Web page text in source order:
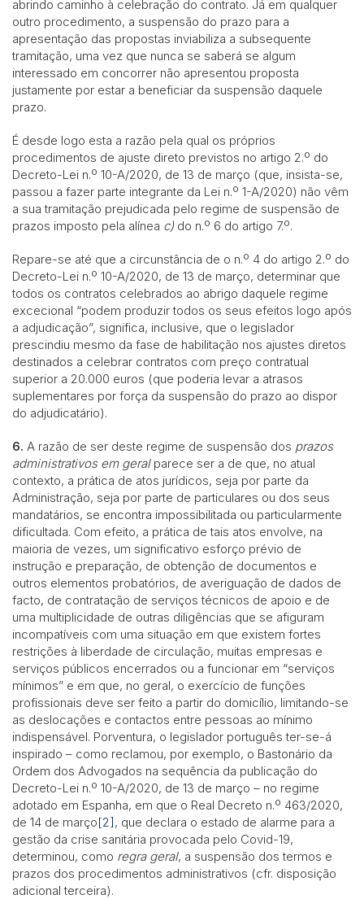
abrindo caminho à celebração do contrato. Já em qualquer
outro procedimento, a suspensão do prazo para a
apresentação das propostas inviabiliza a subsequente
tramitação, uma vez que nunca se saberá se algum
interessado em concorrer não apresentou proposta
justamente por estar a beneficiar da suspensão daquele
prazo.
É desde logo esta a razão pela qual os próprios
procedimentos de ajuste direto previstos no artigo 2.º do
Decreto-Lei n.º 10-A/2020, de 13 de março (que, insista-se,
passou a fazer parte integrante da Lei n.º 1-A/2020) não vêm
a sua tramitação prejudicada pelo regime de suspensão de
prazos imposto pela alínea c) do n.º 6 do artigo 7.º.
Repare-se até que a circunstância de o n.º 4 do artigo 2.º do
Decreto-Lei n.º 10-A/2020, de 13 de março, determinar que
todos os contratos celebrados ao abrigo daquele regime
excecional “podem produzir todos os seus efeitos logo após
a adjudicação”, significa, inclusive, que o legislador
prescindiu mesmo da fase de habilitação nos ajustes diretos
destinados a celebrar contratos com preço contratual
superior a 20.000 euros (que poderia levar a atrasos
suplementares por força da suspensão do prazo ao dispor
do adjudicatário).
6. A razão de ser deste regime de suspensão dos prazos
administrativos em geralparece ser a de que, no atual
contexto, a prática de atos jurídicos, seja por parte da
Administração, seja por parte de particulares ou dos seus
mandatários, se encontra impossibilitada ou particularmente
dificultada. Com efeito, a prática de tais atos envolve, na
maioria de vezes, um significativo esforço prévio de
instrução e preparação, de obtenção de documentos e
outros elementos probatórios, de averiguação de dados de
facto, de contratação de serviços técnicos de apoio e de
uma multiplicidade de outras diligências que se afiguram
incompatíveis com uma situação em que existem fortes
restrições à liberdade de circulação, muitas empresas e
serviços públicos encerrados ou a funcionar em “serviços
mínimos” e em que, no geral, o exercício de funções
profissionais deve ser feito a partir do domicílio, limitando-se
as deslocações e contactos entre pessoas ao mínimo
indispensável. Porventura, o legislador português ter-se-á
inspirado – como reclamou, por exemplo, o Bastonário da
Ordem dos Advogados na sequência da publicação do
Decreto-Lei n.º 10-A/2020, de 13 de março – no regime
adotado em Espanha, em que o Real Decreto n.º 463/2020,
de 14 de março[2], que declara o estado de alarme para a
gestão da crise sanitária provocada pelo Covid-19,
determinou, como regra geral, a suspensão dos termos e
prazos dos procedimentos administrativos (cfr. disposição
adicional terceira).